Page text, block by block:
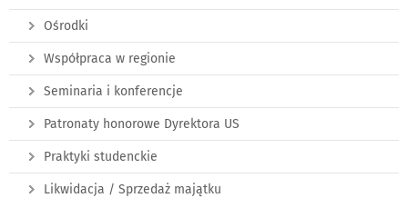
Ośrodki
Współpraca w regionie
Seminaria i konferencje
Patronaty honorowe Dyrektora US
Praktyki studenckie
Likwidacja / Sprzedaż majątku